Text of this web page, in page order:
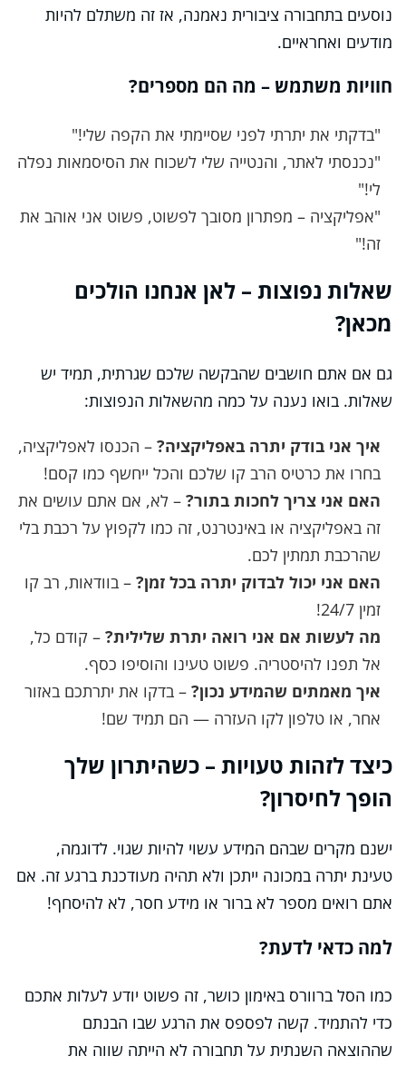
נוסעים בתחבורה ציבורית נאמנה, אז זה משתלם להיות
מודעים ואחראיים.
חוויות משתמש – מה הם מספרים?
"בדקתי את יתרתי לפני שסיימתי את הקפה שלי!"
"נכנסתי לאתר, והנטייה שלי לשכוח את הסיסמאות נפלה
לי!"
"אפליקציה – מפתרון מסובך לפשוט, פשוט אני אוהב את
זה!"
שאלות נפוצות – לאן אנחנו הולכים
מכאן?
גם אם אתם חושבים שהבקשה שלכם שגרתית, תמיד יש
שאלות. בואו נענה על כמה מהשאלות הנפוצות:
איך אני בודק יתרה באפליקציה? – הכנסו לאפליקציה,
בחרו את כרטיס הרב קו שלכם והכל ייחשף כמו קסם!
האם אני צריך לחכות בתור? – לא, אם אתם עושים את
זה באפליקציה או באינטרנט, זה כמו לקפוץ על רכבת בלי
שהרכבת תמתין לכם.
האם אני יכול לבדוק יתרה בכל זמן? – בוודאות, רב קו
זמין 24/7!
מה לעשות אם אני רואה יתרת שלילית? – קודם כל,
אל תפנו להיסטריה. פשוט טעינו והוסיפו כסף.
איך מאמתים שהמידע נכון? – בדקו את יתרתכם באזור
אחר, או טלפון לקו העזרה — הם תמיד שם!
כיצד לזהות טעויות – כשהיתרון שלך
הופך לחיסרון?
ישנם מקרים שבהם המידע עשוי להיות שגוי. לדוגמה,
טעינת יתרה במכונה ייתכן ולא תהיה מעודכנת ברגע זה. אם
אתם רואים מספר לא ברור או מידע חסר, לא להיסחף!
למה כדאי לדעת?
כמו הסל ברוורס באימון כושר, זה פשוט יודע לעלות אתכם
כדי להתמיד. קשה לפספס את הרגע שבו הבנתם
שההוצאה השנתית על תחבורה לא הייתה שווה את